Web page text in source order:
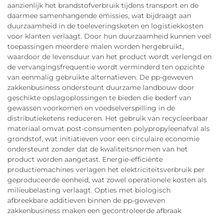
aanzienlijk het brandstofverbruik tijdens transport en de
daarmee samenhangende emissies, wat bijdraagt aan
duurzaamheid in de toeleveringsketen en logistiekkosten
voor klanten verlaagt. Door hun duurzaamheid kunnen veel
toepassingen meerdere malen worden hergebruikt,
waardoor de levensduur van het product wordt verlengd en
de vervangingsfrequentie wordt verminderd ten opzichte
van eenmalig gebruikte alternatieven. De pp-geweven
zakkenbusiness ondersteunt duurzame landbouw door
geschikte opslagoplossingen te bieden die bederf van
gewassen voorkomen en voedselverspilling in de
distributieketens reduceren. Het gebruik van recycleerbaar
materiaal omvat post-consumenten polypropyleenafval als
grondstof, wat initiatieven voor een circulaire economie
ondersteunt zonder dat de kwaliteitsnormen van het
product worden aangetast. Energie-efficiënte
productiemachines verlagen het elektriciteitsverbruik per
geproduceerde eenheid, wat zowel operationele kosten als
milieubelasting verlaagt. Opties met biologisch
afbreekbare additieven binnen de pp-geweven
zakkenbusiness maken een gecontroleerde afbraak